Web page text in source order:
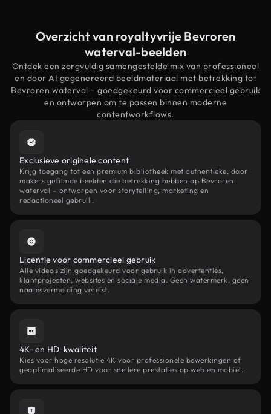
Overzicht van royaltyvrije Bevroren
waterval-beelden
Ontdek een zorgvuldig samengestelde mix van professioneel
en door AI gegenereerd beeldmateriaal met betrekking tot
Bevroren waterval – goedgekeurd voor commercieel gebruik
en ontworpen om te passen binnen moderne
contentworkflows.
Exclusieve originele content
Krijg toegang tot een premium bibliotheek met authentieke, door
makers gefilmde beelden die betrekking hebben op Bevroren
waterval – ontworpen voor storytelling, marketing en
redactioneel gebruik.
Licentie voor commercieel gebruik
Alle video's zijn goedgekeurd voor gebruik in advertenties,
klantprojecten, websites en sociale media. Geen watermerk, geen
naamsvermelding vereist.
4K- en HD-kwaliteit
Kies voor hoge resolutie 4K voor professionele bewerkingen of
geoptimaliseerde HD voor snellere prestaties op web en mobiel.